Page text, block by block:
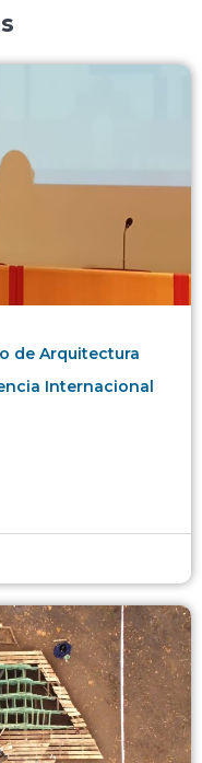
de Arquitectura
Internacional